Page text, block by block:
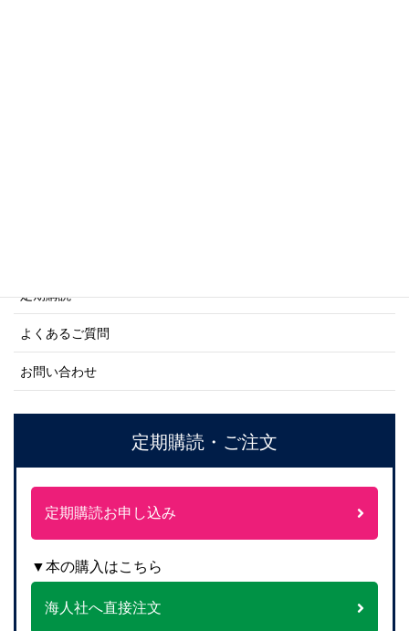
定期購読
よくあるご質問
お問い合わせ
定期購読・ご注文
定期購読お申し込み
▼本の購入はこちら
海人社へ直接注文